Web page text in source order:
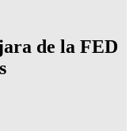
de la FED